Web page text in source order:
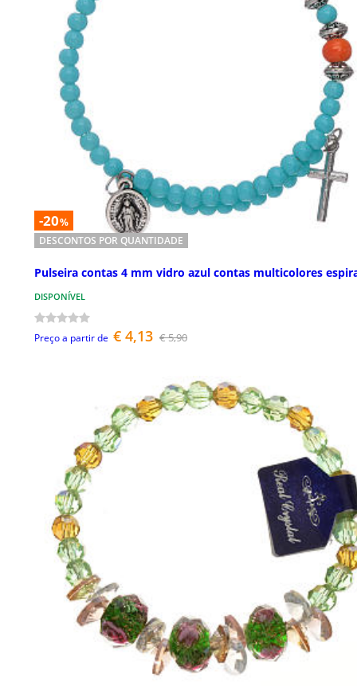
-20%
DESCONTOS POR QUANTIDADE
Pulseira contas 4 mm vidro azul contas multicolores
DISPONÍVEL
Preço a partir de € 4,13 € 5,90